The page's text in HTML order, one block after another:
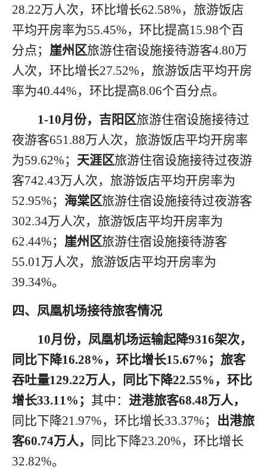
28.22万人次，环比增长62.58%，旅游饭店
平均开房率为55.45%，环比提高15.98个百
分点； 崖州区旅游住宿设施接待游客4.80万
人次，环比增长27.52%，旅游饭店平均开房
率为40.44%，环比提高8.06个百分点。
1-10月份，吉阳区旅游住宿设施接待过
夜游客651.88万人次，旅游饭店平均开房率
为59.62%； 天涯区旅游住宿设施接待过夜游
客742.43万人次，旅游饭店平均开房率为
52.95%； 海棠区旅游住宿设施接待过夜游客
302.34万人次，旅游饭店平均开房率为
62.44%； 崖州区旅游住宿设施接待游客
55.01万人次，旅游饭店平均开房率为
39.34%。
四、凤凰机场接待旅客情况
10月 份，凤凰机场运输起降9316架次，
同比下降16.28% ，环比增长15.67% ；旅客
吞吐量129.22万人，同比下降22.55% ，环比
增长33.11% ； 其中： 进港旅客68.48万人，
同比下降21.97%，环比增长33.37%； 出港旅
客60.74万人， 同比下降23.20%，环比增长
32.82%。